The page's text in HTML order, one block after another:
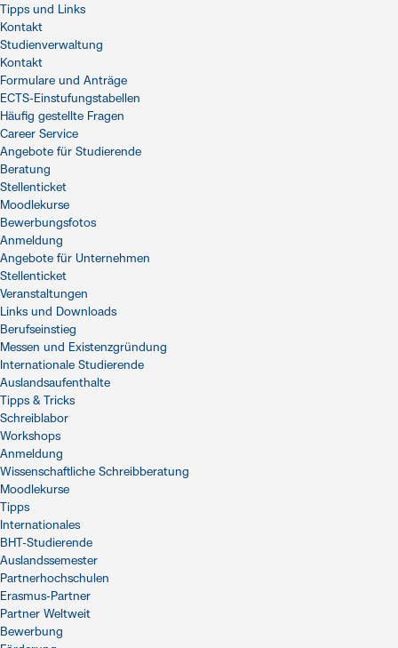
Tipps und Links
Kontakt
Studienverwaltung
Kontakt
Formulare und Anträge
ECTS-Einstufungstabellen
Häufig gestellte Fragen
Career Service
Angebote für Studierende
Beratung
Stellenticket
Moodlekurse
Bewerbungsfotos
Anmeldung
Angebote für Unternehmen
Stellenticket
Veranstaltungen
Links und Downloads
Berufseinstieg
Messen und Existenzgründung
Internationale Studierende
Auslandsaufenthalte
Tipps & Tricks
Schreiblabor
Workshops
Anmeldung
Wissenschaftliche Schreibberatung
Moodlekurse
Tipps
Internationales
BHT-Studierende
Auslandssemester
Partnerhochschulen
Erasmus-Partner
Partner Weltweit
Bewerbung